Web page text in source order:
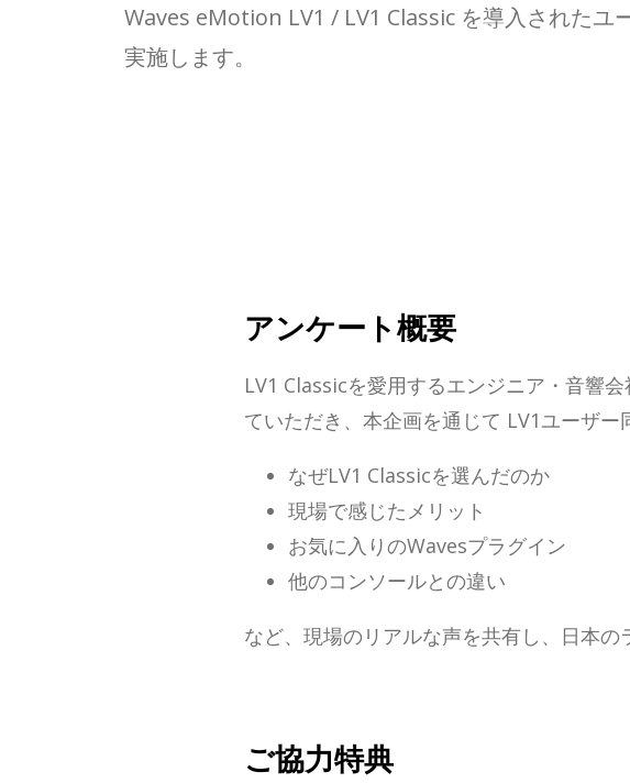
Waves eMotion LV1 / LV1 Classic を導入された
実施します。
アンケート概要
LV1 Classicを愛用するエンジニア・音響
ていただき、本企画を通じて LV1ユーザー
なぜLV1 Classicを選んだのか
現場で感じたメリット
お気に入りのWavesプラグイン
他のコンソールとの違い
など、現場のリアルな声を共有し、日本の
ご協力特典